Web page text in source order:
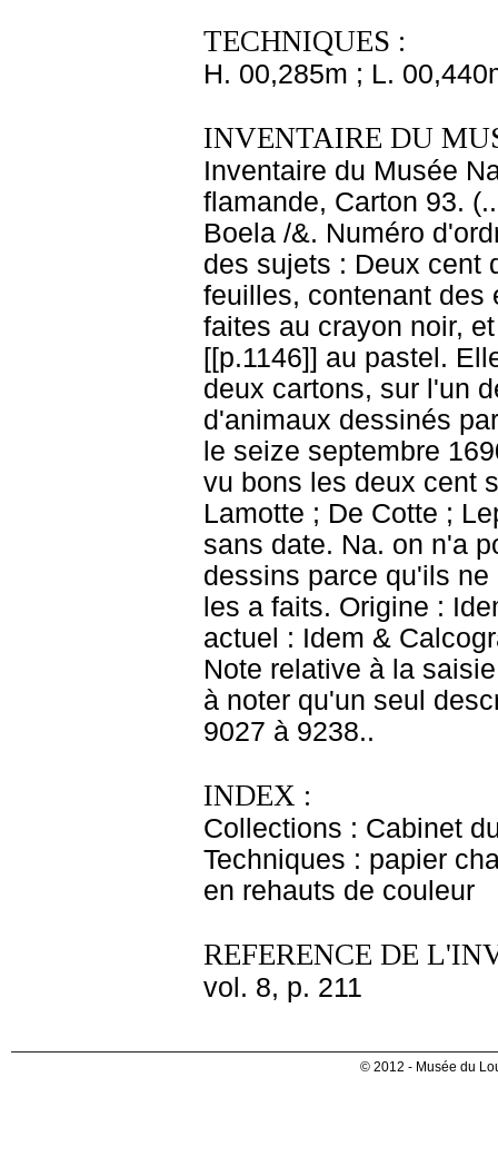
TECHNIQUES :
H. 00,285m ; L.
INVENTAIRE DU
Inventaire du Musée
flamande, Carton 93.
Boela /&. Numéro
des sujets : Deux cent
feuilles, contenant des
faites au crayon noir,
[[p.1146]] au pastel.
deux cartons, sur l'un
d'animaux dessinés
le seize septembre
vu bons les deux cent
Lamotte ; De Cotte ;
sans date. Na. on n'a
dessins parce qu'ils
les a faits. Origine :
actuel : Idem &
Note relative à la
à noter qu'un seul
9027 à 9238..
INDEX :
Collections : Cabinet
Techniques : papier
en rehauts de couleur
REFERENCE DE
vol. 8, p. 211
© 2012 - Musée du